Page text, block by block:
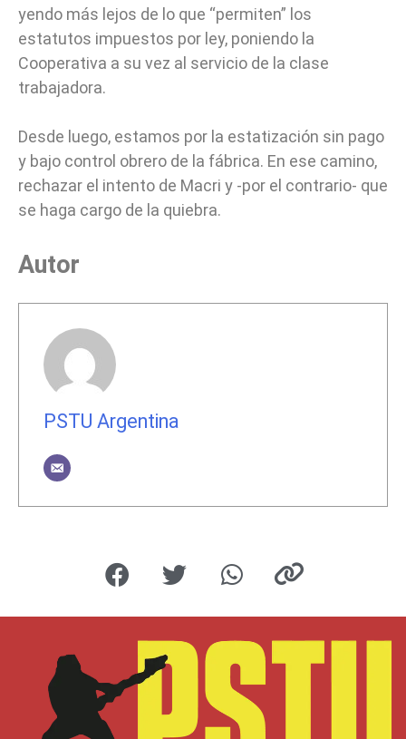
yendo más lejos de lo que “permiten” los
estatutos impuestos por ley, poniendo la
Cooperativa a su vez al servicio de la clase
trabajadora.
Desde luego, estamos por la estatización sin pago
y bajo control obrero de la fábrica. En ese camino,
rechazar el intento de Macri y -por el contrario- que
se haga cargo de la quiebra.
Autor
PSTU Argentina